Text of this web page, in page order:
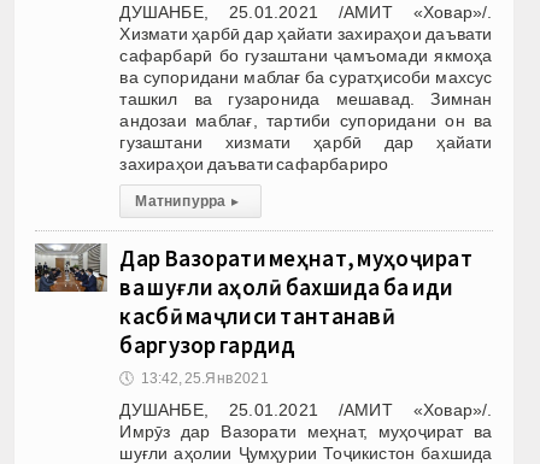
ДУШАНБЕ, 25.01.2021 /АМИТ «Ховар»/.
Хизмати ҳарбӣ дар ҳайати захираҳои даъвати
сафарбарӣ бо гузаштани ҷамъомади якмоҳа
ва супоридани маблағ ба суратҳисоби махсус
ташкил ва гузаронида мешавад. Зимнан
андозаи маблағ, тартиби супоридани он ва
гузаштани хизмати ҳарбӣ дар ҳайати
захираҳои даъвати сафарбариро
Матни пурра ▸
Дар Вазорати меҳнат, муҳоҷират
ва шуғли аҳолӣ бахшида ба иди
касбӣ маҷлиси тантанавӣ
баргузор гардид
🕔 13:42, 25.Янв 2021
ДУШАНБЕ, 25.01.2021 /АМИТ «Ховар»/.
Имрӯз дар Вазорати меҳнат, муҳоҷират ва
шуғли аҳолии Ҷумҳурии Тоҷикистон бахшида